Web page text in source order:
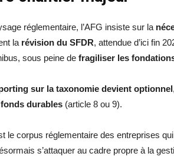
réglementaire, l’AFG insiste sur la
la révision du SFDR, attendue d’ici fin
sous peine de fragiliser les
sur la taxonomie devient optionnel
durables (article 8 ou 9).
le corpus réglementaire des entreprises
s’attaquer au cadre propre à la